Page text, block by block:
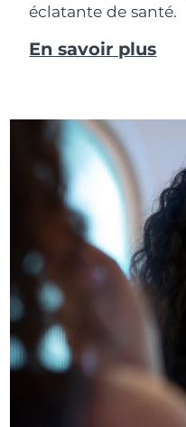
éclatante de santé.
En savoir plus